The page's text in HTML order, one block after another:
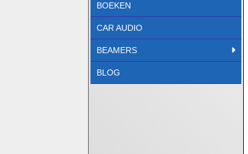
BOEKEN
CAR AUDIO
BEAMERS
BLOG